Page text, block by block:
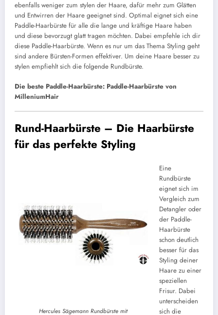
ebenfalls weniger zum stylen der Haare, dafür mehr zum Glätten
und Entwirren der Haare geeignet sind. Optimal eignet sich eine
Paddle-Haarbürste für alle die lange und kräftige Haare haben
und diese bevorzugt glatt tragen möchten. Dabei empfehle ich dir
diese Paddle-Haarbürste. Wenn es nur um das Thema Styling geht
sind andere Bürsten-Formen effektiver. Um deine Haare besser zu
stylen empfiehlt sich die folgende Rundbürste.
Die beste Paddle-Haarbürste: Paddle-Haarbürste von
MilleniumHair
Rund-Haarbürste – Die Haarbürste
für das perfekte Styling
Hercules Sägemann Rundbürste mit
Eine
Rundbürste
eignet sich im
Vergleich zum
Detangler oder
der Paddle-
Haarbürste
schon deutlich
besser für das
Styling deiner
Haare zu einer
speziellen
Frisur. Dabei
unterscheiden
sich die